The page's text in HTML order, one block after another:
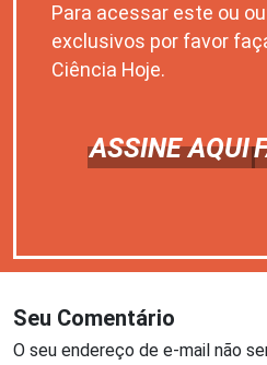
Para acessar este ou
exclusivos por favor
Ciência Hoje.
ASSINE AQUI
Seu Comentário
O seu endereço de e-mail não